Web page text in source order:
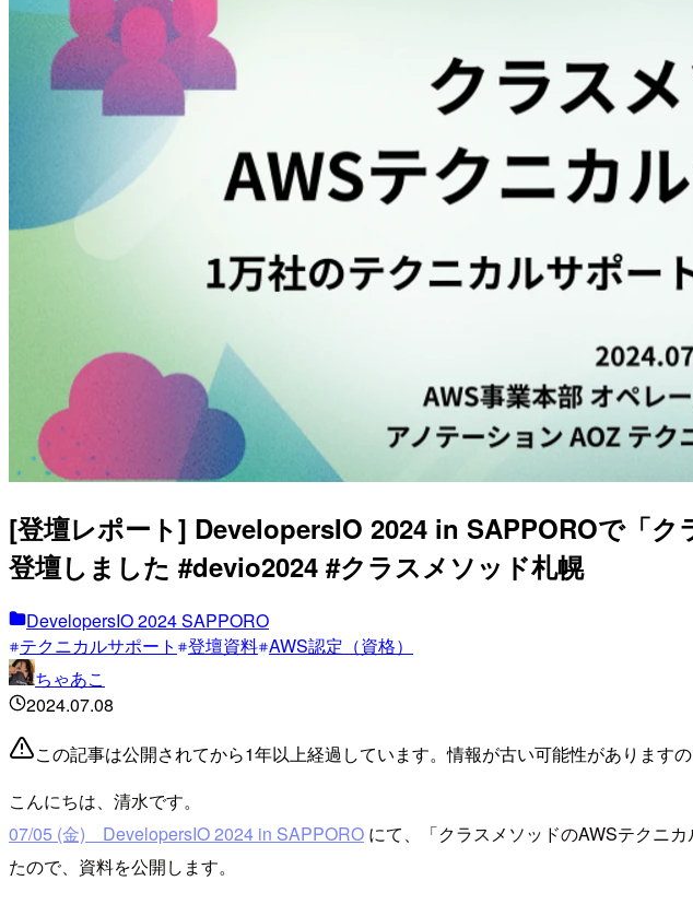
[登壇レポート] DevelopersIO 2024 in SAPPOROで「
登壇しました #devio2024 #クラスメソッド札幌
DevelopersIO 2024 SAPPORO
テクニカルサポート
登壇資料 AWS認定（資格）
ちゃあこ
2024.07.08
この記事は公開されてから1年以上経過しています。情報が古い可能性がありますの
こんにちは、清水です。
07/05 (金) DevelopersIO 2024 in SAPPORO にて、「クラスメソッドのAWSテクニ
たので、資料を公開します。